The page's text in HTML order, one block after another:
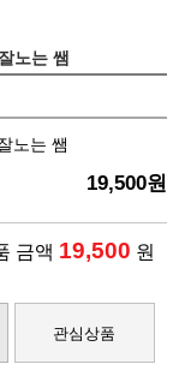
노는 쌤
노는 쌤
19,500원
금액 19,500 원
관심상품